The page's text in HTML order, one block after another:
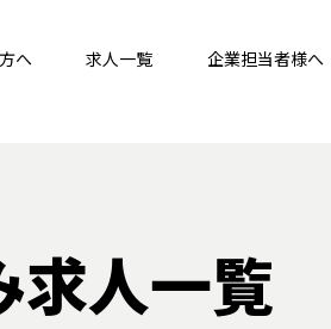
へ 求人一覧 企業担当者様へ
求人一覧